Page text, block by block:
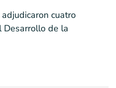
cuatro
Desarrollo de la